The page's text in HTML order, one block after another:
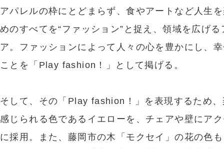
アパレルの枠にとどまらず、食やアートなど人生
めのすべてを“ファッション”と捉え、領域を広げ
ア。ファッションによって人々の心を豊かにし、
ことを「Play fashion！」として掲げる。
そして、その「Play fashion！」を表現するため
感じられる色であるイエローを、チェアや壁にア
に採用。また、藤岡市の木「モクセイ」の花の色